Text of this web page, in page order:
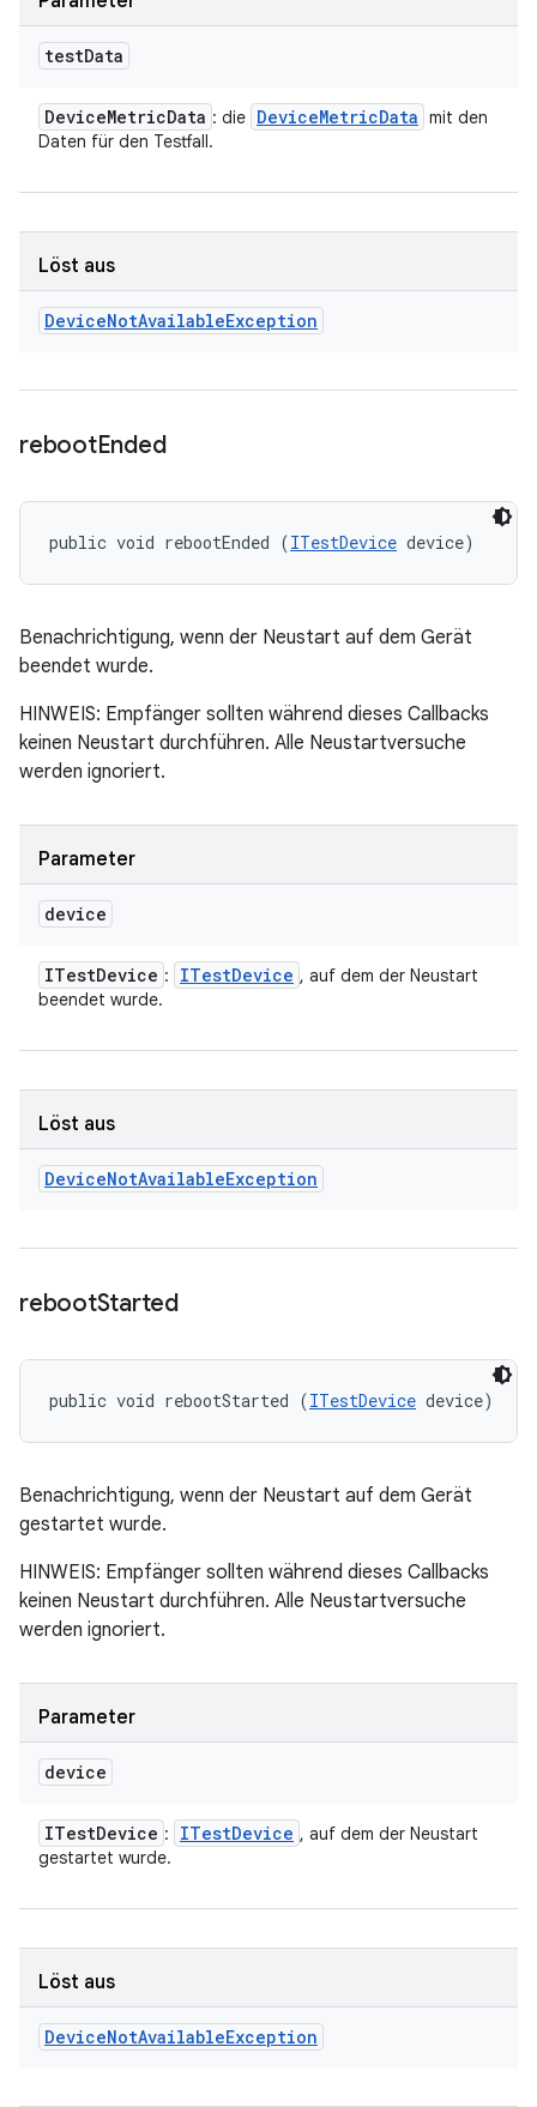
testData
DeviceMetricData : die DeviceMetricData mit den
Daten für den Testfall.
Löst aus
DeviceNotAvailableException
rebootEnded
public void rebootEnded (ITestDevice device)
Benachrichtigung, wenn der Neustart auf dem Gerät
beendet wurde.
HINWEIS: Empfänger sollten während dieses Callbacks
keinen Neustart durchführen. Alle Neustartversuche
werden ignoriert.
Parameter
device
ITestDevice : ITestDevice , auf dem der Neustart
beendet wurde.
Löst aus
DeviceNotAvailableException
rebootStarted
public void rebootStarted (ITestDevice device)
Benachrichtigung, wenn der Neustart auf dem Gerät
gestartet wurde.
HINWEIS: Empfänger sollten während dieses Callbacks
keinen Neustart durchführen. Alle Neustartversuche
werden ignoriert.
Parameter
device
ITestDevice : ITestDevice , auf dem der Neustart
gestartet wurde.
Löst aus
DeviceNotAvailableException